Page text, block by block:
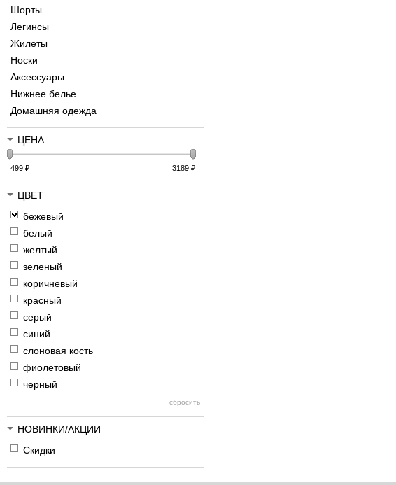
Шорты
Легинсы
Жилеты
Носки
Аксессуары
Нижнее белье
Домашняя одежда
ЦЕНА
499 ₽ 3189₽
ЦВЕТ
бежевый
белый
желтый
зеленый
коричневый
красный
серый
синий
слоновая кость
фиолетовый
черный
НОВИНКИ/АКЦИИ
Скидки